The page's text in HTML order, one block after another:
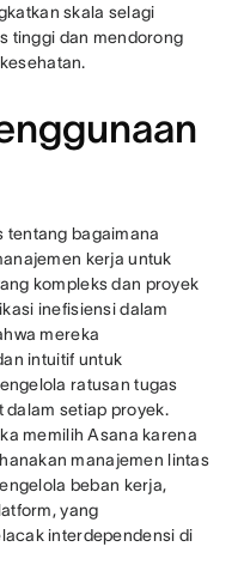
skala selagi
tinggi dan mendorong
tentang bagaimana
kerja untuk
kompleks dan proyek
inefisiensi dalam
mereka
intuitif untuk
ratusan tugas
dalam setiap proyek.
memilih Asana karena
manajemen lintas
beban kerja,
yang
interdependensi di